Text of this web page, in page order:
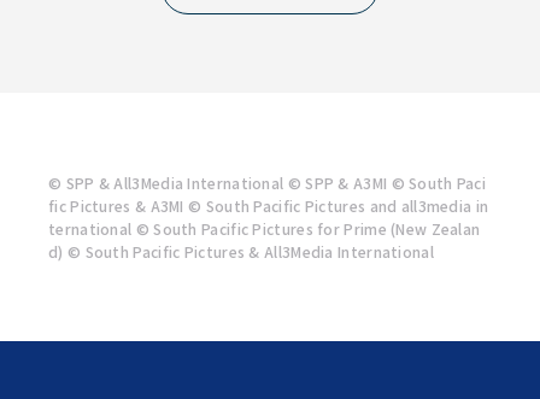
© SPP & All3Media International © SPP & A3MI © South Paci
fic Pictures & A3MI © South Pacific Pictures and all3media in
ternational © South Pacific Pictures for Prime (New Zealan
d) © South Pacific Pictures & All3Media International